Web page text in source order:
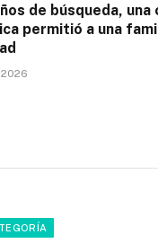
de búsqueda, una
permitió a una